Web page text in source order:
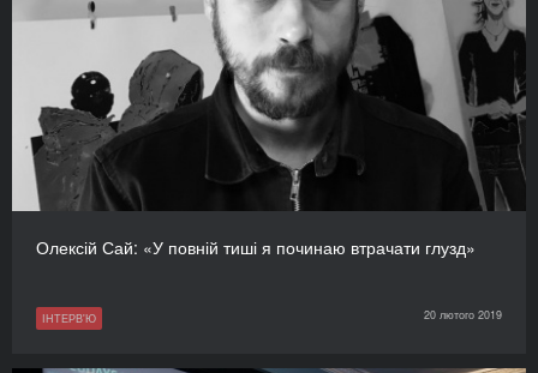
Олексій Сай: «У повній тиші я починаю втрачати глузд»
ІНТЕРВ'Ю 20 лютого 2019